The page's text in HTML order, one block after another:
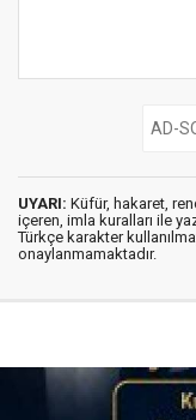
UYARI: Küfür, hakaret,
içeren, imla kuralları ile
Türkçe karakter
onaylanmamaktadır.